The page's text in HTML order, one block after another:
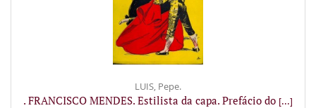
LUIS, Pepe.
. FRANCISCO MENDES. Estilista da capa. Prefácio do [...]